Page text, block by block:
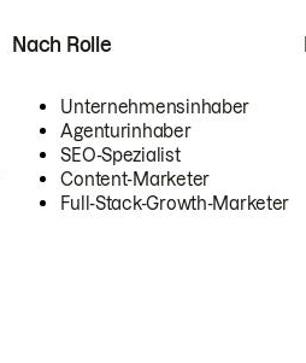
Nach Rolle
Unternehmensinhaber
Agenturinhaber
SEO-Spezialist
Content-Marketer
Full-Stack-Growth-Marketer